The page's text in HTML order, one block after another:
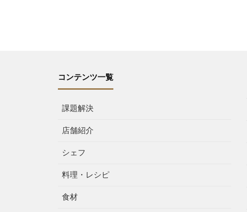
コンテンツ一覧
課題解決
店舗紹介
シェフ
料理・レシピ
食材